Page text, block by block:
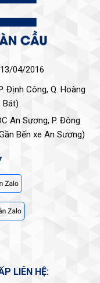
04/2016
Định Công, Q. Hoàng
Bát)
An Sương, P. Đông
Bến xe An Sương)
LIÊN HỆ: